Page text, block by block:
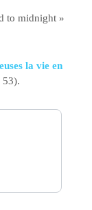
to midnight »
la vie en
53).